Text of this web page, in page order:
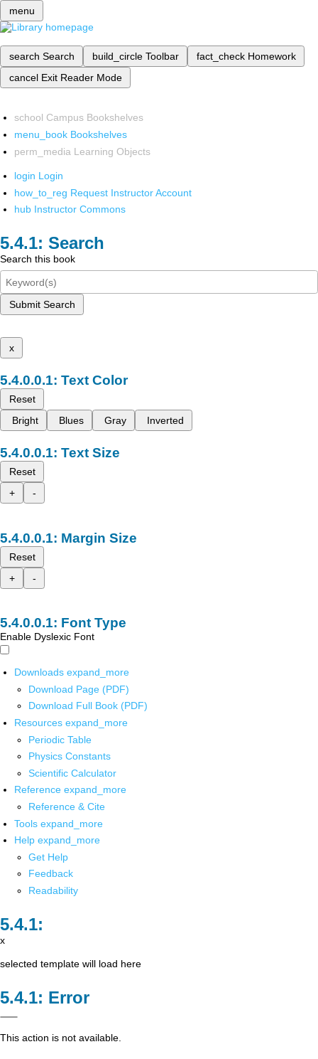
menu
search Search build_circle Toolbar fact_check Homework
cancel Exit Reader Mode
school Campus Bookshelves
menu_book Bookshelves
perm_media Learning Objects
login Login
how_to_reg Request Instructor Account
hub Instructor Commons
Search
Search this book
Submit Search
x
Text Color
Reset
Bright
Blues Gray Inverted
Text Size
Reset
+
-
Margin Size
Reset
+
-
Font Type
Enable Dyslexic Font
Downloads expand_more
Download Page (PDF)
Download Full Book (PDF)
Resources expand_more
Periodic Table
Physics Constants
Scientific Calculator
Reference expand_more
Reference & Cite
Tools expand_more
Help expand_more
Get Help
Feedback
Readability
x
selected template will load here
Error
This action is not available.